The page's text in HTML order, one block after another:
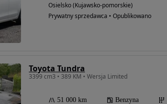
Osielsko (Kujawsko-pomorskie)
Prywatny sprzedawca • Opublikowano
Toyota Tundra
3399 cm3 • 389 KM • Wersja Limited
51 000 km Benzyna